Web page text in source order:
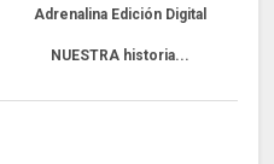
Adrenalina Edición Digital
NUESTRA historia...